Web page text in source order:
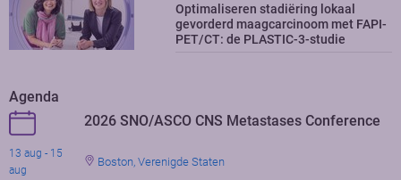
Optimaliseren stadiëring lokaal
gevorderd maagcarcinoom met FAPI-
PET/CT: de PLASTIC-3-studie
Agenda
2026 SNO/ASCO CNS Metastases Conference
13 aug - 15
aug
Boston, Verenigde Staten